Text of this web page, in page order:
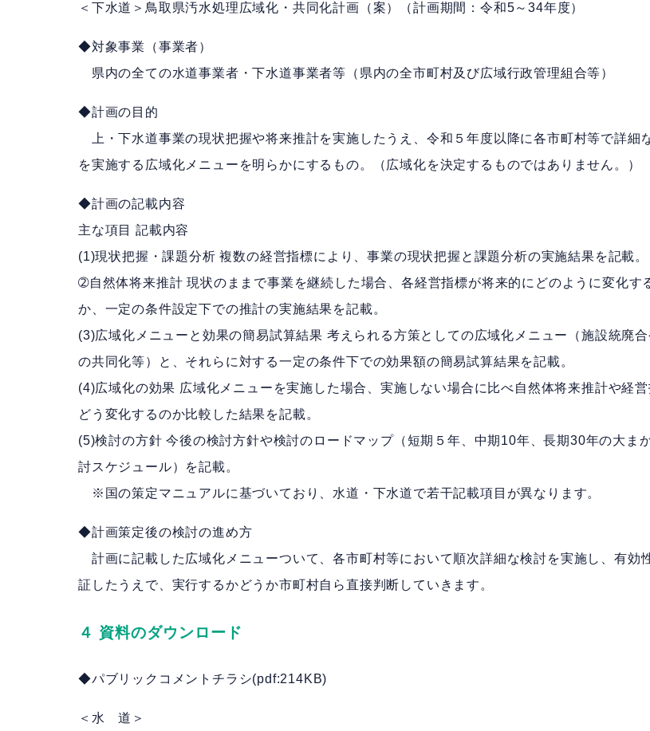
＜下水道＞鳥取県汚水処理広域化・共同化計画（案）（計画期間：令和5～34年度）
◆対象事業（事業者）
県内の全ての水道事業者・下水道事業者等（県内の全市町村及び広域行政管理組合等）
◆計画の目的
上・下水道事業の現状把握や将来推計を実施したうえ、令和５年度以降に各市町村等で詳細
を実施する広域化メニューを明らかにするもの。（広域化を決定するものではありません。）
◆計画の記載内容
主な項目 記載内容
(1)現状把握・課題分析 複数の経営指標により、事業の現状把握と課題分析の実施結果を記載。
➁自然体将来推計 現状のままで事業を継続した場合、各経営指標が将来的にどのように変化す
か、一定の条件設定下での推計の実施結果を記載。
(3)広域化メニューと効果の簡易試算結果 考えられる方策としての広域化メニュー（施設統廃
の共同化等）と、それらに対する一定の条件下での効果額の簡易試算結果を記載。
(4)広域化の効果 広域化メニューを実施した場合、実施しない場合に比べ自然体将来推計や経
どう変化するのか比較した結果を記載。
(5)検討の方針 今後の検討方針や検討のロードマップ（短期５年、中期10年、長期30年の大ま
討スケジュール）を記載。
※国の策定マニュアルに基づいており、水道・下水道で若干記載項目が異なります。
◆計画策定後の検討の進め方
計画に記載した広域化メニューついて、各市町村等において順次詳細な検討を実施し、有効
証したうえで、実行するかどうか市町村自ら直接判断していきます。
４ 資料のダウンロード
◆パブリックコメントチラシ(pdf:214KB)
＜水 道＞